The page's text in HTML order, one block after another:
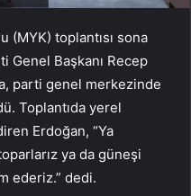
(MYK) toplantısı sona
Genel Başkanı Recep
parti genel merkezinde
Toplantıda yerel
Erdoğan, “Ya
ya da güneşi
ederiz.” dedi.